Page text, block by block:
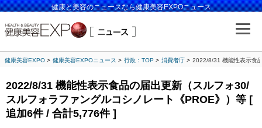
健康と美容のニュースなら健康美容EXPOニュース
健康美容EXPO 健康美容EXPOニュース 行政：TOP 消費者庁 2022/8/31 機能性表示食
2022/8/31 機能性表示食品の届出更新（スルフォ30/
スルフォラファングルコシノレート《PROE》）等 [
追加6件 / 合計5,776件 ]